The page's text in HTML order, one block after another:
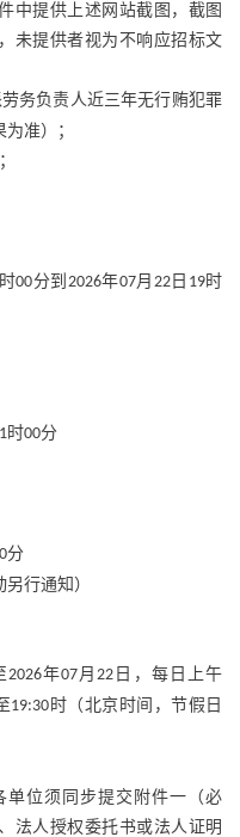
中提供上述网站截图，截图
未提供者视为不响应招标文
务负责人近三年无行贿犯罪
准）；
时00分到 2026年07月 22日 19时
时00分
分
行通知）
2026年07月22 日，每日上午
19:30 时（北京时间，节假日
位须同步提交附件一（必
法人授权委托书或法人证明